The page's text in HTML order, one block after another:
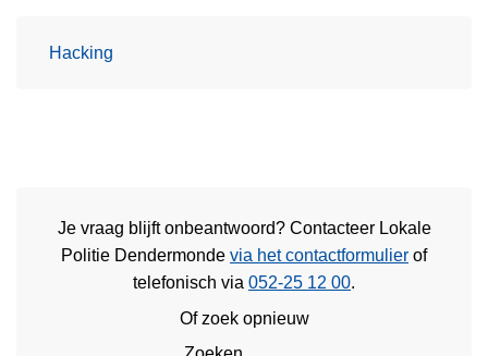
Hacking
Je vraag blijft onbeantwoord? Contacteer Lokale
Politie Dendermonde via het contactformulier of
telefonisch via 052-25 12 00.
Of zoek opnieuw